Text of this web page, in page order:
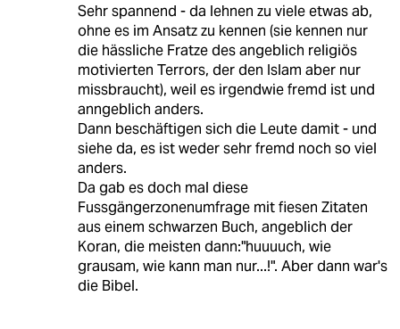
Sehr spannend - da lehnen zu viele etwas ab,
ohne es im Ansatz zu kennen (sie kennen nur
die hässliche Fratze des angeblich religiös
motivierten Terrors, der den Islam aber nur
missbraucht), weil es irgendwie fremd ist und
anngeblich anders.
Dann beschäftigen sich die Leute damit - und
siehe da, es ist weder sehr fremd noch so viel
anders.
Da gab es doch mal diese
Fussgängerzonenumfrage mit fiesen Zitaten
aus einem schwarzen Buch, angeblich der
Koran, die meisten dann:"huuuuch, wie
grausam, wie kann man nur...!". Aber dann war's
die Bibel.